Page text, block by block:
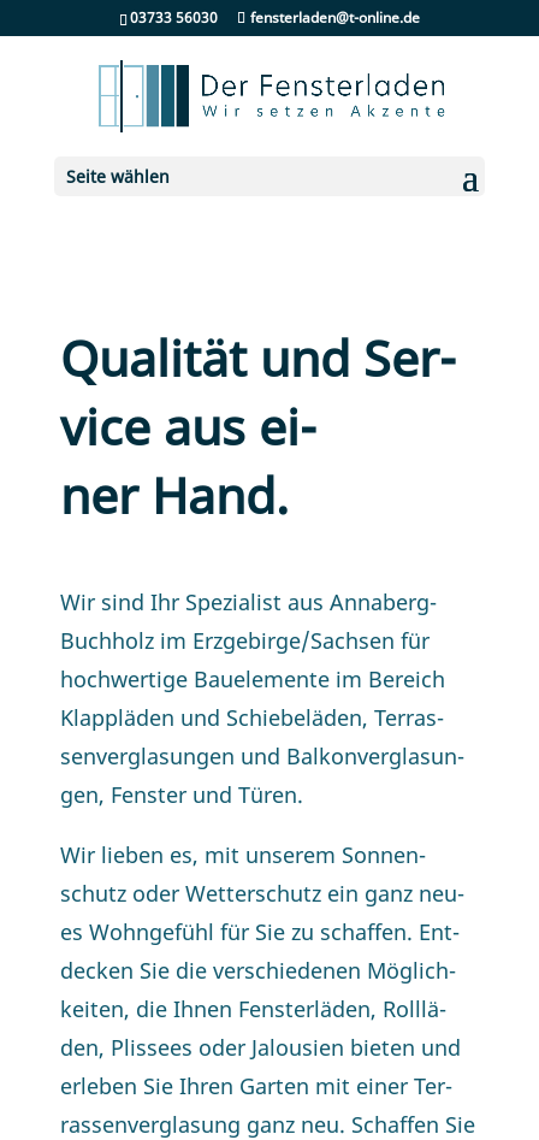
03733 56030 fensterladen@t-online.de
Seite wählen
Qua­li­tät und Ser­
vice aus ei­
ner Hand.
Wir sind Ihr Spe­zia­list aus An­na­berg-
Buch­holz im Erzgebirge/​Sachsen für
hoch­wer­ti­ge Bau­ele­men­te im Be­reich
Klapp­lä­den und Schie­be­lä­den, Ter­ras­
sen­ver­gla­sun­gen und Bal­kon­ver­gla­sun­
gen, Fens­ter und Türen.
Wir lie­ben es, mit un­se­rem Son­nen­
schutz oder Wet­ter­schutz ein ganz neu­
es Wohn­ge­fühl für Sie zu schaf­fen. Ent­
de­cken Sie die ver­schie­de­nen Mög­lich­
kei­ten, die Ih­nen Fens­ter­lä­den, Roll­lä­
den, Plis­sees oder Ja­lou­sien bie­ten und
er­le­ben Sie Ih­ren Gar­ten mit ei­ner Ter­
ras­sen­ver­gla­sung ganz neu. Schaf­fen Sie